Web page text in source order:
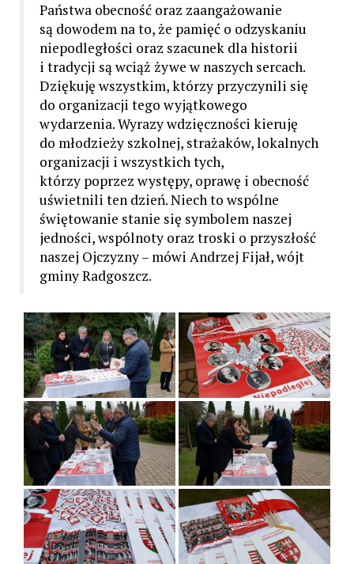
Państwa obecność oraz zaangażowanie
są dowodem na to, że pamięć o odzyskaniu
niepodległości oraz szacunek dla historii
i tradycji są wciąż żywe w naszych sercach.
Dziękuję wszystkim, którzy przyczynili się
do organizacji tego wyjątkowego
wydarzenia. Wyrazy wdzięczności kieruję
do młodzieży szkolnej, strażaków, lokalnych
organizacji i wszystkich tych,
którzy poprzez występy, oprawę i obecność
uświetnili ten dzień. Niech to wspólne
świętowanie stanie się symbolem naszej
jedności, wspólnoty oraz troski o przyszłość
naszej Ojczyzny – mówi Andrzej Fijał, wójt
gminy Radgoszcz.